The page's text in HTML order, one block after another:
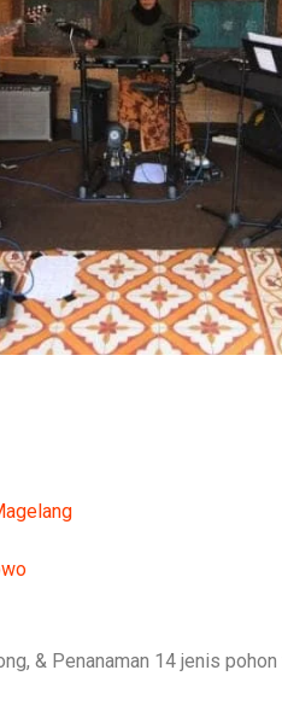
& Penanaman 14 jenis